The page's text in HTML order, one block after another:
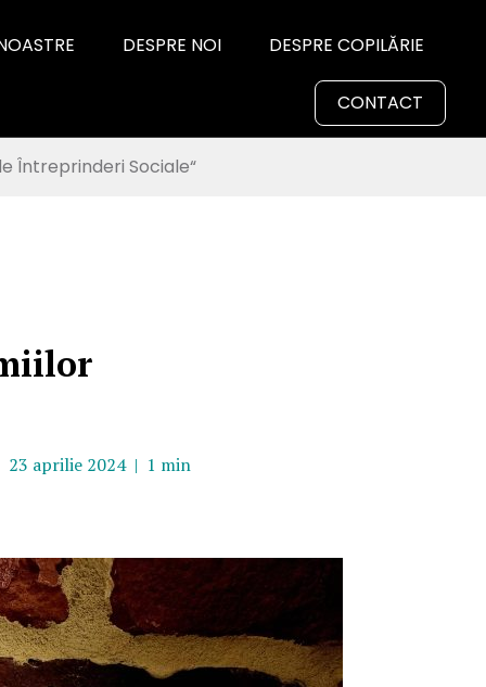
DESPRE NOI DESPRE COPILĂRIE
CONTACT
Întreprinderi Sociale“
23 aprilie 2024 | 1 min